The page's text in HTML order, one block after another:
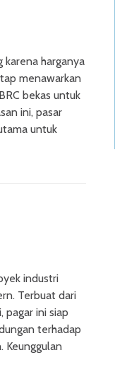
karena harganya
menawarkan
bekas untuk
ini, pasar
untuk
industri
Terbuat dari
pagar ini siap
terhadap
Keunggulan